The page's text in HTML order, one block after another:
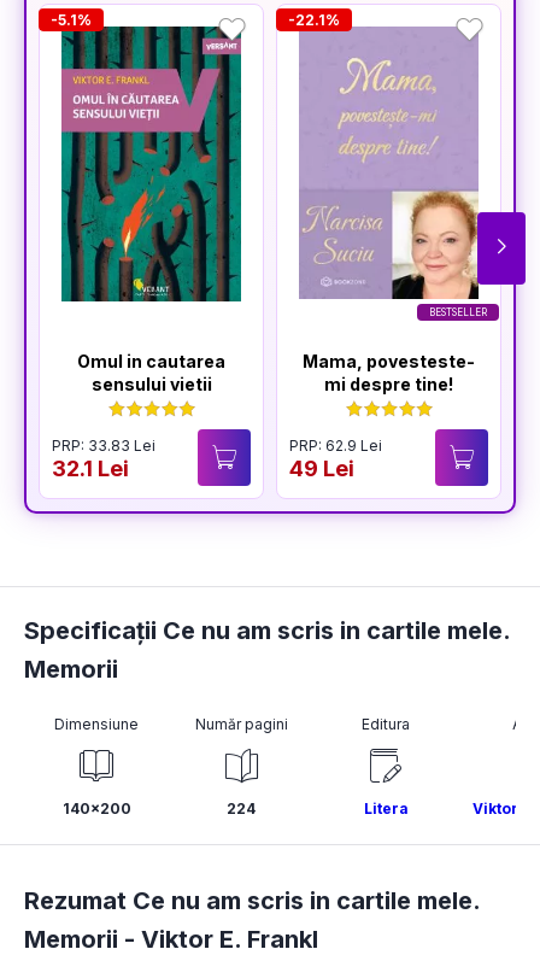
-5.1%
Omul in cautarea
sensului vietii
PRP: 33.83 Lei
32.1 Lei
BESTSELLER
-22.1%
Mama, povesteste-
mi despre tine!
PRP: 62.9 Lei
49 Lei
Specificații Ce nu am scris in cartile mele.
Memorii
Dimensiune
140x200
Număr pagini
224
Editura
Litera Viktor
Rezumat Ce nu am scris in cartile mele.
Memorii - Viktor E. Frankl